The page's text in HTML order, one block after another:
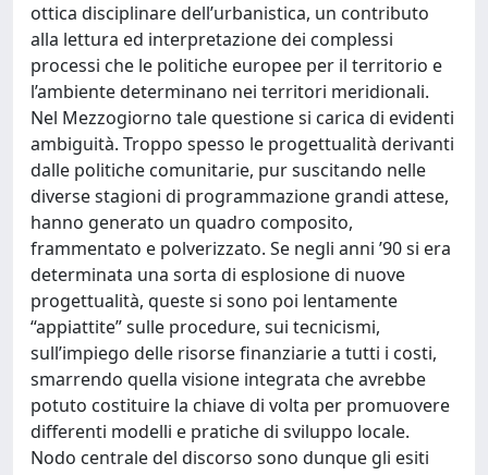
ottica disciplinare dell’urbanistica, un contributo
alla lettura ed interpretazione dei complessi
processi che le politiche europee per il territorio e
l’ambiente determinano nei territori meridionali.
Nel Mezzogiorno tale questione si carica di evidenti
ambiguità. Troppo spesso le progettualità derivanti
dalle politiche comunitarie, pur suscitando nelle
diverse stagioni di programmazione grandi attese,
hanno generato un quadro composito,
frammentato e polverizzato. Se negli anni ’90 si era
determinata una sorta di esplosione di nuove
progettualità, queste si sono poi lentamente
“appiattite” sulle procedure, sui tecnicismi,
sull’impiego delle risorse finanziarie a tutti i costi,
smarrendo quella visione integrata che avrebbe
potuto costituire la chiave di volta per promuovere
differenti modelli e pratiche di sviluppo locale.
Nodo centrale del discorso sono dunque gli esiti